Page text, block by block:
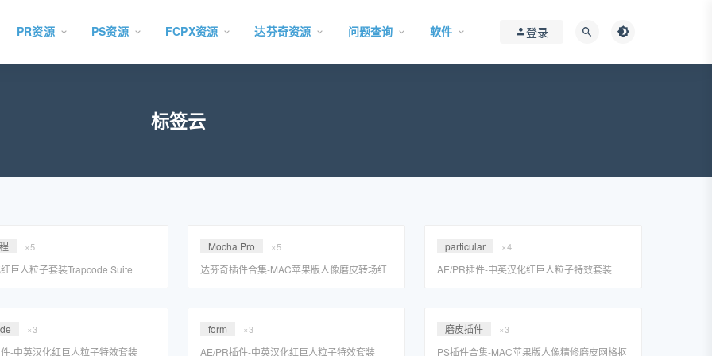
PR资源 PS资源 FCPX资源 达芬奇资源 问题查询 软件 登录
标签云
×5
巨人粒子套装Trapcode Suite
Mocha Pro ×5
达芬奇插件合集-MAC苹果版人像磨皮转场红
particular ×4
AE/PR插件-中英汉化红巨人粒子特效套装
×3
-中英汉化红巨人粒子特效套装
form ×3
AE/PR插件-中英汉化红巨人粒子特效套装
磨皮插件 ×3
PS插件合集-MAC苹果版人像精修磨皮网格抠